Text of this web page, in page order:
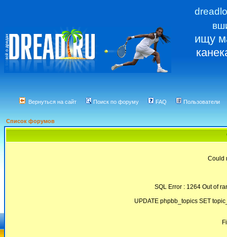
ищу
Вернуться на сайт Поиск по форуму FAQ Пользователи
Список форумов
Could
SQL Error : 1264 Out of
UPDATE phpbb_topics SET